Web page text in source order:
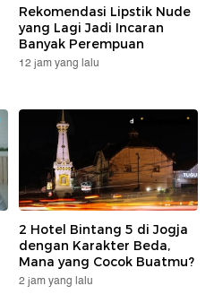
Rekomendasi Lipstik Nude
yang Lagi Jadi Incaran
Banyak Perempuan
12 jam yang lalu
2 Hotel Bintang 5 di Jogja
dengan Karakter Beda,
Mana yang Cocok Buatmu?
2 jam yang lalu